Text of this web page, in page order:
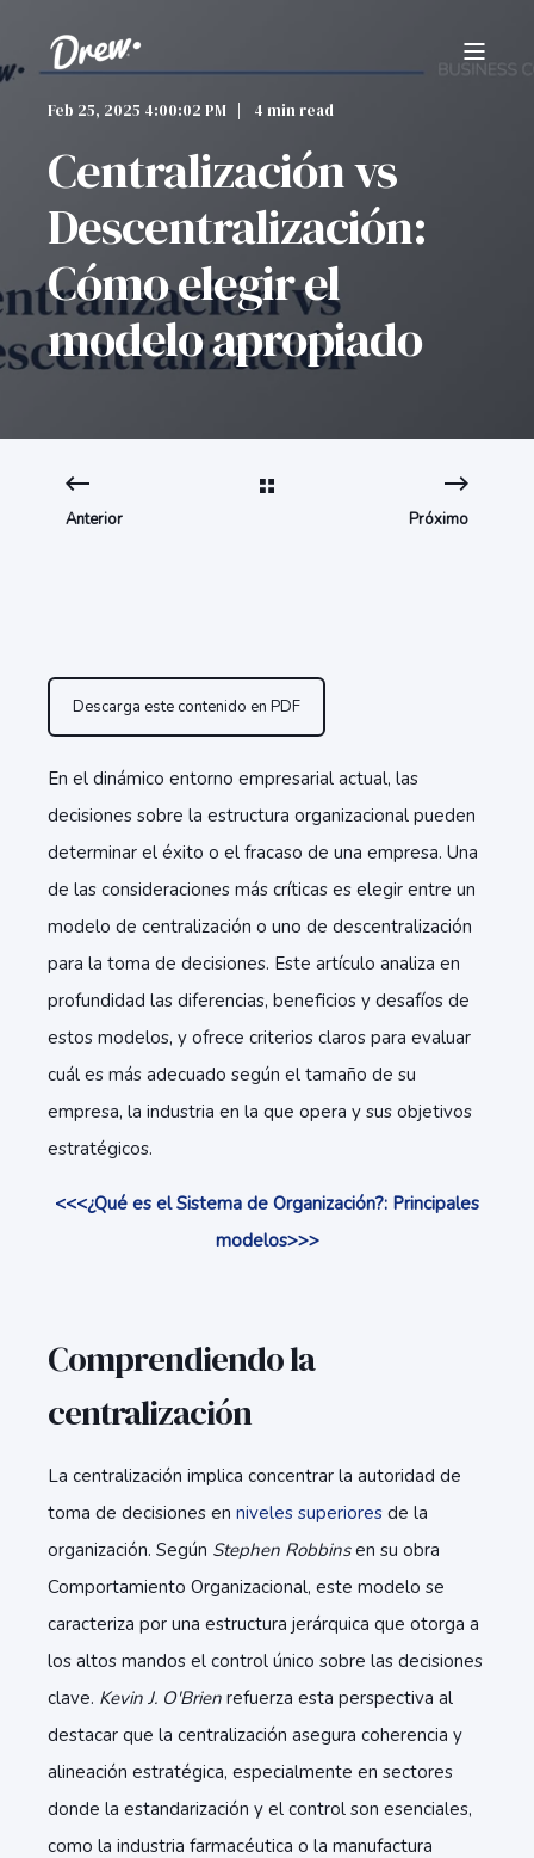
Feb 25, 2025 4:00:02 PM 4 min read
Centralización vs
Descentralización:
Cómo elegir el
modelo apropiado
Anterior Próximo
Descarga este contenido en PDF
En el dinámico entorno empresarial actual, las
decisiones sobre la estructura organizacional pueden
determinar el éxito o el fracaso de una empresa. Una
de las consideraciones más críticas es elegir entre un
modelo de centralización o uno de descentralización
para la toma de decisiones. Este artículo analiza en
profundidad las diferencias, beneficios y desafíos de
estos modelos, y ofrece criterios claros para evaluar
cuál es más adecuado según el tamaño de su
empresa, la industria en la que opera y sus objetivos
estratégicos.
<<<¿Qué es el Sistema de Organización?: Principales
modelos>>>
Comprendiendo la
centralización
La centralización implica concentrar la autoridad de
toma de decisiones en niveles superiores de la
organización. Según Stephen Robbinsen su obra
Comportamiento Organizacional, este modelo se
caracteriza por una estructura jerárquica que otorga a
los altos mandos el control único sobre las decisiones
clave. Kevin J. O'Brien refuerza esta perspectiva al
destacar que la centralización asegura coherencia y
alineación estratégica, especialmente en sectores
donde la estandarización y el control son esenciales,
como la industria farmacéutica o la manufactura